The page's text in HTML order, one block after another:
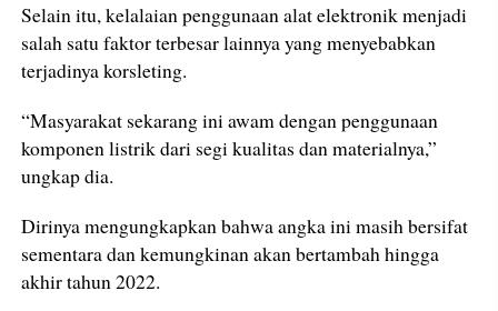
Selain itu, kelalaian penggunaan alat elektronik menjadi
salah satu faktor terbesar lainnya yang menyebabkan
terjadinya korsleting.
“Masyarakat sekarang ini awam dengan penggunaan
komponen listrik dari segi kualitas dan materialnya,”
ungkap dia.
Dirinya mengungkapkan bahwa angka ini masih bersifat
sementara dan kemungkinan akan bertambah hingga
akhir tahun 2022.